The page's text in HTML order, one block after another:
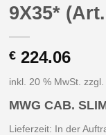
9X35*
€ 224.06
inkl. 20 % MwSt.
MWG CAB.
Lieferzeit: In der